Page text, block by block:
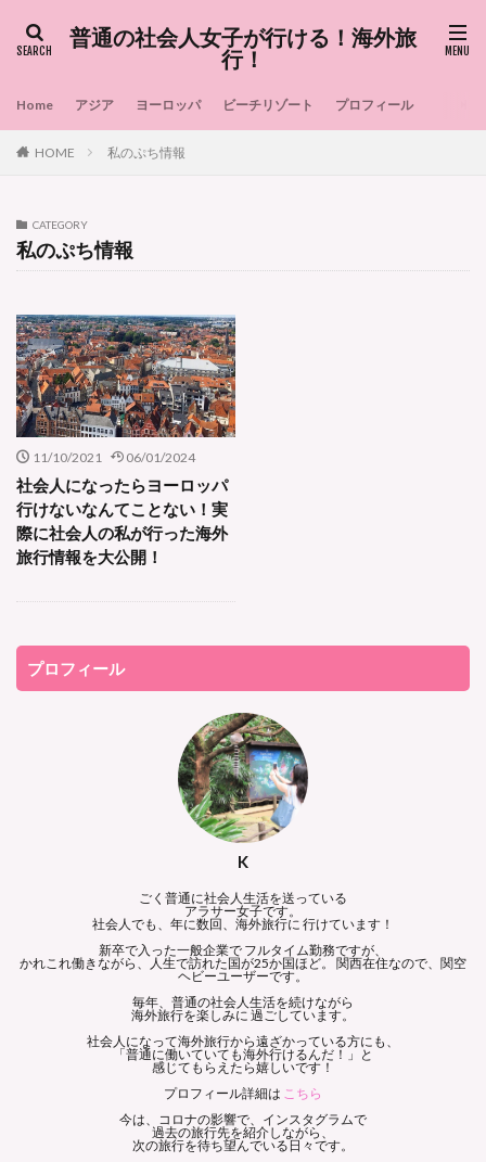
普通の社会人女子が行ける！海外旅
行！
Home アジア ヨーロッパ ビーチリゾート プロフィール
HOME 私のぷち情報
CATEGORY
私のぷち情報
11/10/2021 06/01/2024
社会人になったらヨーロッパ
行けないなんてことない！実
際に社会人の私が行った海外
旅行情報を大公開！
プロフィール
K
ごく普通に社会人生活を送っている
アラサー女子です。
社会人でも、年に数回、海外旅行に 行けています！
新卒で入った一般企業で フルタイム勤務ですが、
かれこれ働きながら、人生で訪れた国が25か国ほど。 関西在住なので、関空
ヘビーユーザーです。
毎年、普通の社会人生活を続けながら
海外旅行を楽しみに 過ごしています。
社会人になって海外旅行から遠ざかっている方にも、
「普通に働いていても海外行けるんだ！」と
感じてもらえたら嬉しいです！
プロフィール詳細は こちら
今は、コロナの影響で、インスタグラムで
過去の旅行先を紹介しながら、
次の旅行を待ち望んでいる日々です。